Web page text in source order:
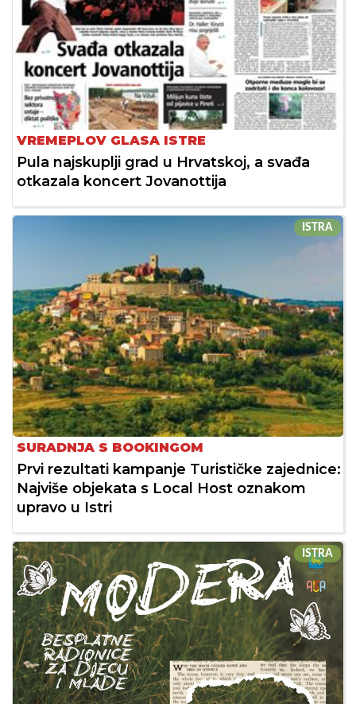
VREMEPLOV GLASA ISTRE
Pula najskuplji grad u Hrvatskoj, a svađa
otkazala koncert Jovanottija
ISTRA
SURADNJA S BOOKINGOM
Prvi rezultati kampanje Turističke zajednice:
Najviše objekata s Local Host oznakom
upravo u Istri
ISTRA